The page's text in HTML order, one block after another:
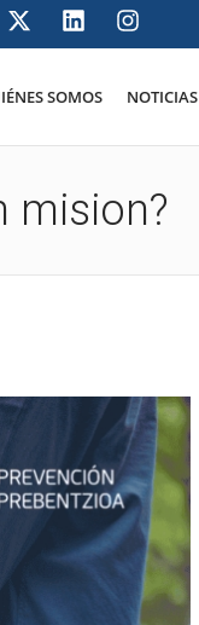
SOMOS NOTICIAS
mision?